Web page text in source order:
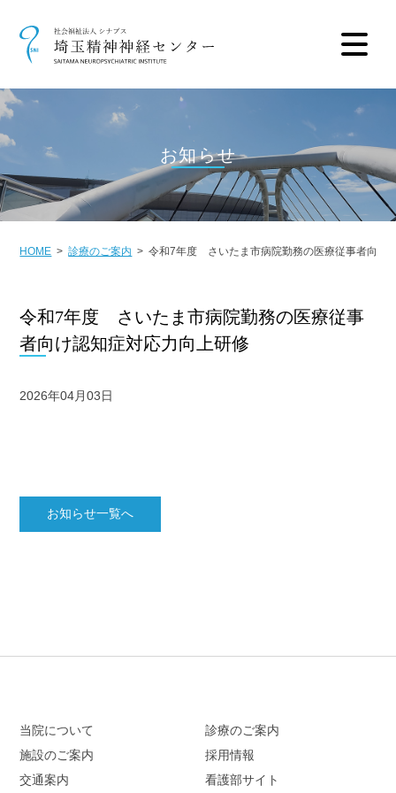
お知らせ
HOME 診療のご案内 令和7年度 さいたま市病院勤務の医療従事者向け
令和7年度 さいたま市病院勤務の医療従事
者向け認知症対応力向上研修
2026年04月03日
お知らせ一覧へ
当院について
診療のご案内
施設のご案内
交通案内
採用情報
看護部サイト